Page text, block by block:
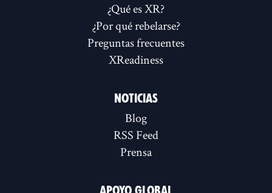
¿Qué es XR?
¿Por qué rebelarse?
Preguntas frecuentes
XReadiness
NOTICIAS
Blog
RSS Feed
Prensa